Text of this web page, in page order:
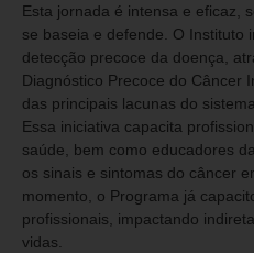
Esta jornada é intensa e eficaz,
se baseia e defende. O Instituto
detecção precoce da doença,
Diagnóstico Precoce do Câncer
das principais lacunas do
Essa iniciativa capacita
saúde, bem como educadores
os sinais e sintomas do câncer
momento, o Programa já
profissionais, impactando
vidas.